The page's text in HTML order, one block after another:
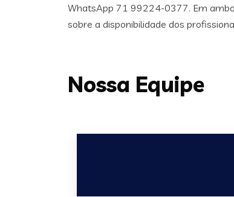
WhatsApp 71 99224-0377. Em
sobre a disponibilidade dos
Nossa Equipe